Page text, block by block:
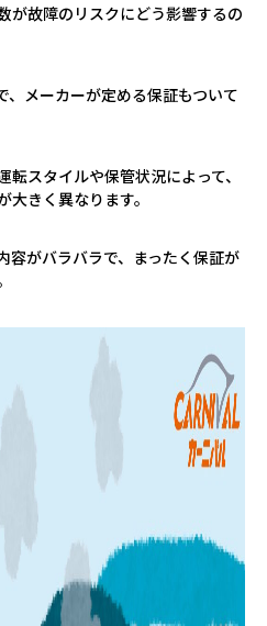
が故障のリスクにどう影響するの
、メーカーが定める保証もついて
スタイルや保管状況によって、
きく異なります。
容がバラバラで、まったく保証が